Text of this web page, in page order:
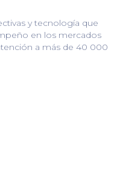
y tecnología que
en los mercados
a más de 40 000